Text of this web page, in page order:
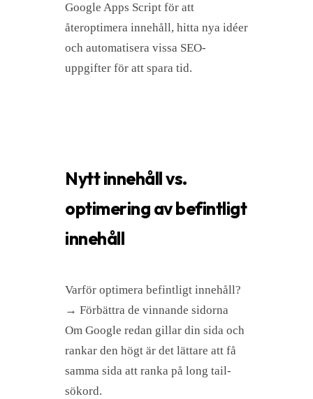
Google Apps Script för att
återoptimera innehåll, hitta nya idéer
och automatisera vissa SEO-
uppgifter för att spara tid.
Nytt innehåll vs.
optimering av befintligt
innehåll
Varför optimera befintligt innehåll?
→ Förbättra de vinnande sidorna
Om Google redan gillar din sida och
rankar den högt är det lättare att få
samma sida att ranka på long tail-
sökord.